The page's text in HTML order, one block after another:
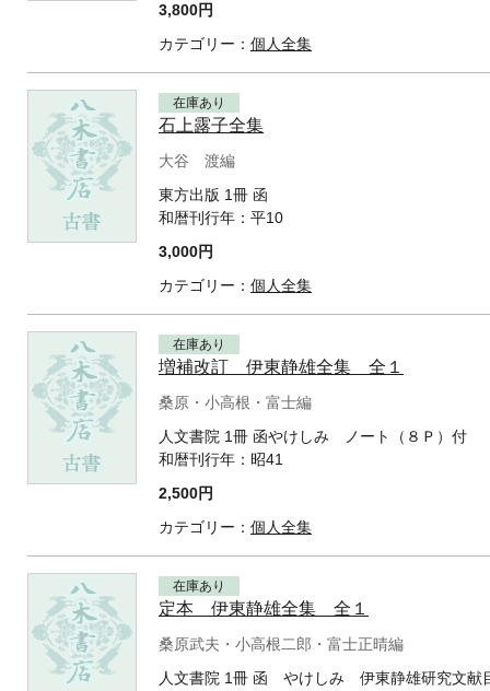
3,800円
カテゴリー： 個人全集
在庫あり
石上露子全集
大谷 渡編
東方出版 1冊 函
和暦刊行年： 平10
3,000円
カテゴリー： 個人全集
在庫あり
増補改訂 伊東静雄全集 全１
桑原・小高根・富士編
人文書院 1冊 函やけしみ ノート（８Ｐ）付
和暦刊行年： 昭41
2,500円
カテゴリー： 個人全集
在庫あり
定本 伊東静雄全集 全１
桑原武夫・小高根二郎・富士正晴編
人文書院 1冊 函 やけしみ 伊東静雄研究文献